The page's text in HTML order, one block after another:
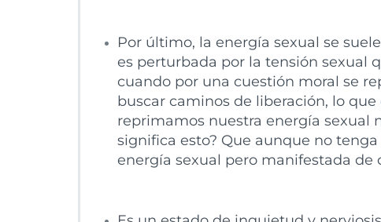
Por último, la energía sexual se
es perturbada por la tensión sexual
cuando por una cuestión moral se
buscar caminos de liberación, lo
reprimamos nuestra energía sexual
significa esto? Que aunque no
energía sexual pero manifestada de